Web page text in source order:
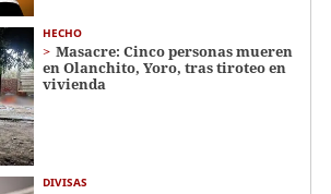
HECHO
Masacre: Cinco personas mueren
en Olanchito, Yoro, tras tiroteo en
vivienda
DIVISAS